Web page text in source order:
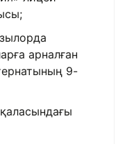
арналған
9-